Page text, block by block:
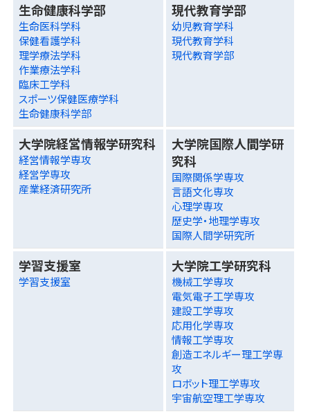
生命健康科学部
生命医科学科
保健看護学科
理学療法学科
作業療法学科
臨床工学科
スポーツ保健医療学科
生命健康科学部
現代教育学部
幼児教育学科
現代教育学科
現代教育学部
大学院経営情報学研究科
経営情報学専攻
経営学専攻
産業経済研究所
大学院国際人間学研
究科
国際関係学専攻
言語文化専攻
心理学専攻
歴史学・地理学専攻
国際人間学研究所
学習支援室
学習支援室
大学院工学研究科
機械工学専攻
電気電子工学専攻
建設工学専攻
応用化学専攻
情報工学専攻
創造エネルギー理工学専
攻
ロボット理工学専攻
宇宙航空理工学専攻